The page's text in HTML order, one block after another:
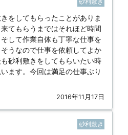
をしてもらったことがありま
てもらうまではそれほど時間
して作業自体も丁寧な仕事を
うなので仕事を依頼してよか
砂利敷きをしてもらいたい時
ます。今回は満足の仕事ぶり
2016年11月17日
砂利敷き